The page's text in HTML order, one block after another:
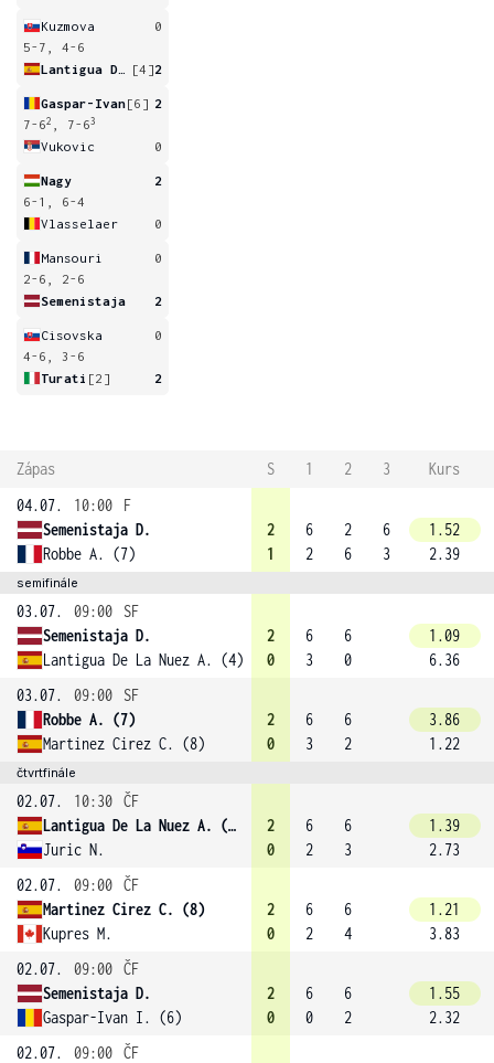
Kuzmova
0
5-7, 4-6
[4]2
Gaspar-Ivan[6] 2
7-62 , 7-63
Vukovic 0
Nagy
2
6-1, 6-4
Vlasselaer
0
Mansouri
0
2-6, 2-6
Semenistaja
2
Cisovska
0
4-6, 3-6
Turati [2] 2
Zápas S 1 2 3
Kurs
04.07.
10:00
F
Semenistaja D.
Robbe A. (7)
2
1
6
2
2
6
6
3
1.52
2.39
semifinále
03.07. 09:00
SF
Semenistaja D.
Lantigua De La Nuez A. (4)
2
0
6
3
6
0
1.09
6.36
03.07.
09:00
SF
Robbe A. (7)
Martinez Cirez C. (8)
2
0
6
3
6
2
3.86
1.22
čtvrtfinále
02.07. 10:30 ČF
Lantigua De La Nuez A. (4)
Juric N.
2
0
6
2
6
3
1.39
2.73
02.07.
09:00 ČF
Martinez Cirez C. (8)
Kupres M.
2
0
6
2
6
4
1.21
3.83
02.07.
09:00 ČF
Semenistaja D.
Gaspar-Ivan I. (6)
2
0
6
0
6
2
1.55
2.32
02.07.
09:00 ČF